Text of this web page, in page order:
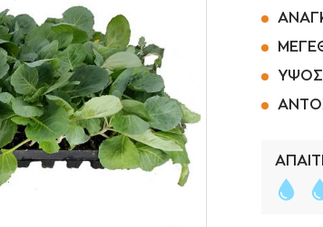
Φοινικοειδή
Αρωματικά
Αναρριχώμενα
Κρεμοκλαδή
Αγροστώδη
Ποτιστήρια
Πριόνια Χειρός